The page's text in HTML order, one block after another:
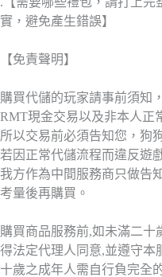
實，避免產生錯誤】
【免責聲明】
購買代儲的玩家請事前須知
RMT現金交易以及非本人正
所以交易前必須告知您，狗
若因正常代儲流程而違反遊
我方作為中間服務商只做告
考量後再購買。
購買商品服務前,如未滿二十
得法定代理人同意,並遵守本
十歲之成年人需自行負完全